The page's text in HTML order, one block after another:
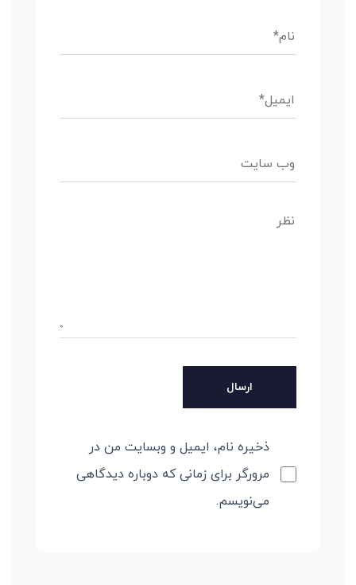
ذخیره نام، ایمیل و وبسایت من در
مرورگر برای زمانی که دوباره دیدگاهی
می‌نویسم.